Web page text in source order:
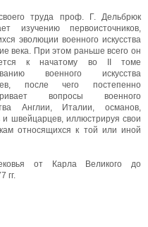
труда проф. Г. Дельбрюк
изучению первоисточников,
эволюции военного искусства
века. При этом раньше всего он
к начатому во II томе
военного искусства
после чего постепенно
вопросы военного
Англии, Италии, османов,
и швейцарцев, иллюстрируя свои
относящихся к той или иной
от Карла Великого до
гг.